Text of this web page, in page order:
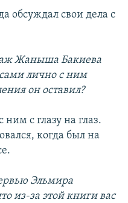
обсуждал свои дела с
Жаныша Бакиева
лично с ним
он оставил?
ним с глазу на глаз.
когда был на
Эльмира
из-за этой книги вас